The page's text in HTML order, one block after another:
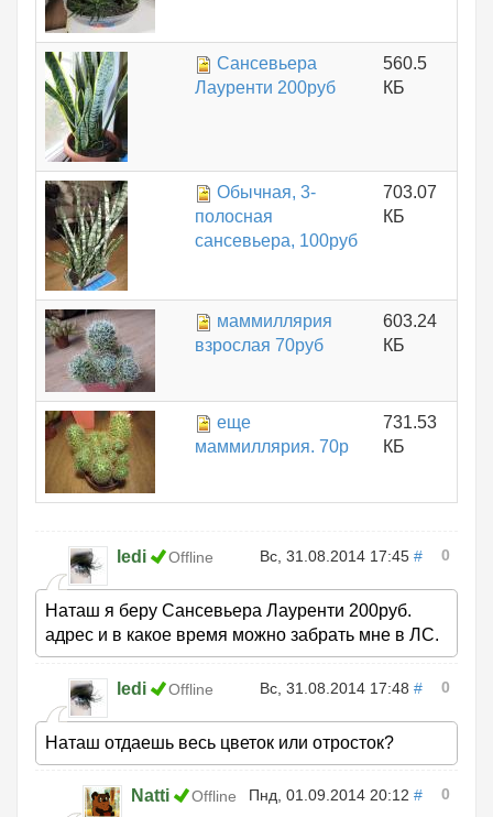
Сансевьера
Лауренти 200руб
560.5
КБ
Обычная, 3-
полосная
сансевьера, 100руб
703.07
КБ
маммиллярия
взрослая 70руб
603.24
КБ
еще
маммиллярия. 70р
731.53
КБ
ledi Offline Вс, 31.08.2014 17:45 # 0
Наташ я беру Сансевьера Лауренти 200руб.
адрес и в какое время можно забрать мне в ЛС.
ledi Offline Вс, 31.08.2014 17:48 # 0
Наташ отдаешь весь цветок или отросток?
Natti Offline Пнд, 01.09.2014 20:12 # 0